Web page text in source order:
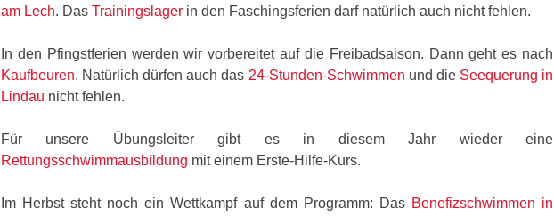
am Lech. Das Trainingslager in den Faschingsferien darf natürlich auch nicht fehlen.
In den Pfingstferien werden wir vorbereitet auf die Freibadsaison. Dann geht es nach
Kaufbeuren. Natürlich dürfen auch das 24-Stunden-Schwimmen und die Seequerung in
Lindau nicht fehlen.
Für unsere Übungsleiter gibt es in diesem Jahr wieder eine
Rettungsschwimmausbildung mit einem Erste-Hilfe-Kurs.
Im Herbst steht noch ein Wettkampf auf dem Programm: Das Benefizschwimmen in